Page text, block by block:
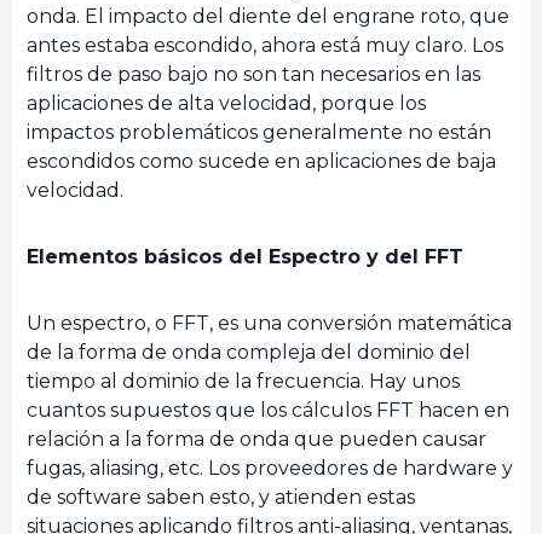
onda. El impacto del diente del engrane roto, que
antes estaba escondido, ahora está muy claro. Los
filtros de paso bajo no son tan necesarios en las
aplicaciones de alta velocidad, porque los
impactos problemáticos generalmente no están
escondidos como sucede en aplicaciones de baja
velocidad.
Elementos básicos del Espectro y del FFT
Un espectro, o FFT, es una conversión matemática
de la forma de onda compleja del dominio del
tiempo al dominio de la frecuencia. Hay unos
cuantos supuestos que los cálculos FFT hacen en
relación a la forma de onda que pueden causar
fugas, aliasing, etc. Los proveedores de hardware y
de software saben esto, y atienden estas
situaciones aplicando filtros anti-aliasing, ventanas,